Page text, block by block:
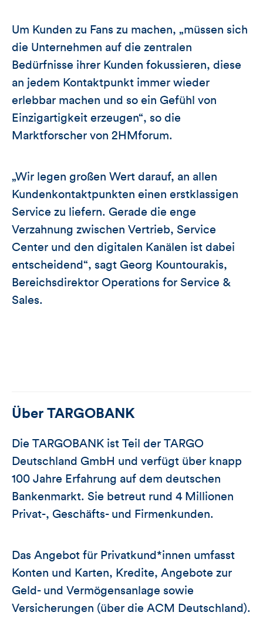
Um Kunden zu Fans zu machen, „müssen sich
die Unternehmen auf die zentralen
Bedürfnisse ihrer Kunden fokussieren, diese
an jedem Kontaktpunkt immer wieder
erlebbar machen und so ein Gefühl von
Einzigartigkeit erzeugen“, so die
Marktforscher von 2HMforum.
„Wir legen großen Wert darauf, an allen
Kundenkontaktpunkten einen erstklassigen
Service zu liefern. Gerade die enge
Verzahnung zwischen Vertrieb, Service
Center und den digitalen Kanälen ist dabei
entscheidend“, sagt Georg Kountourakis,
Bereichsdirektor Operations for Service &
Sales.
Über TARGOBANK
Die TARGOBANK ist Teil der TARGO
Deutschland GmbH und verfügt über knapp
100 Jahre Erfahrung auf dem deutschen
Bankenmarkt. Sie betreut rund 4 Millionen
Privat-, Geschäfts- und Firmenkunden.
Das Angebot für Privatkund*innen umfasst
Konten und Karten, Kredite, Angebote zur
Geld- und Vermögensanlage sowie
Versicherungen (über die ACM Deutschland).